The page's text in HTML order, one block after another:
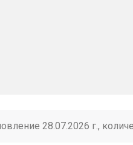
28.07.2026 г.,